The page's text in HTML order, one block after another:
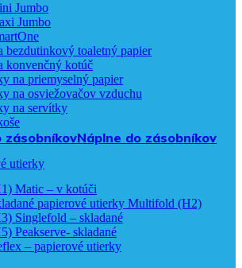
Jumbo
Jumbo
bezdutinkový toaletný papier
konvenčný kotúč
na priemyselný papier
na osviežovačov vzduchu
na servítky
Náplne do zásobníkov
utierky
Matic – v kotúči
papierové utierky Multifold (H2)
Singlefold – skladané
Peakserve- skladané
– papierové utierky